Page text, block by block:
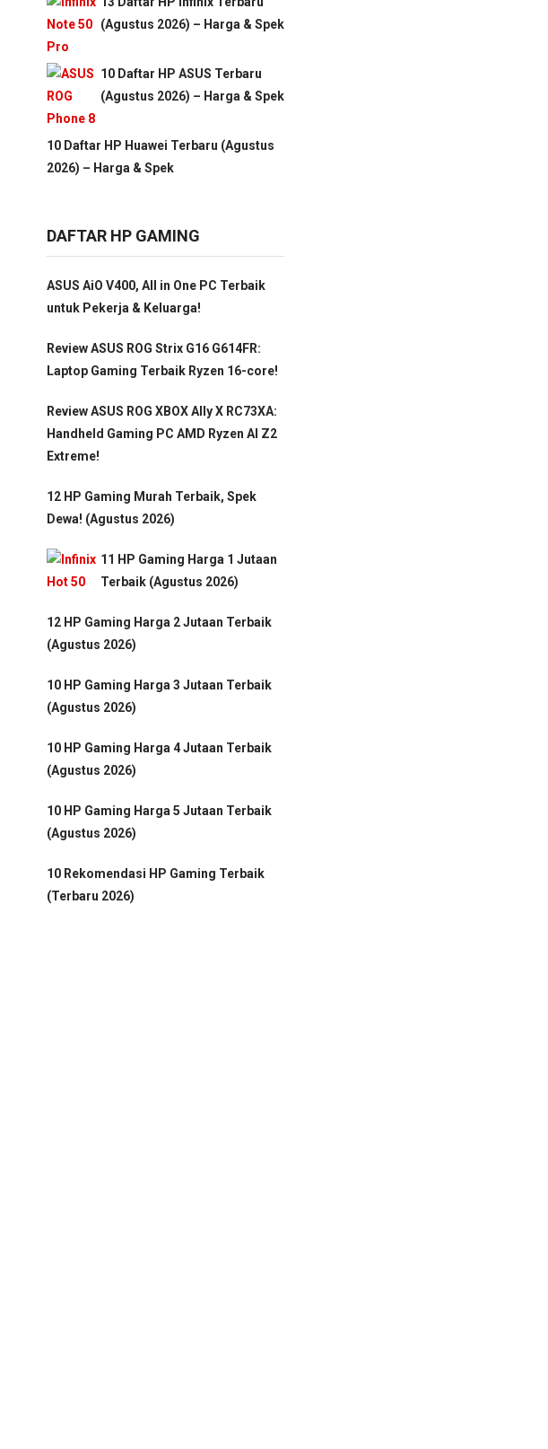
(Agustus 2026) – Harga & Spek
10 Daftar HP ASUS Terbaru
(Agustus 2026) – Harga & Spek
10 Daftar HP Huawei Terbaru (Agustus
2026) – Harga & Spek
DAFTAR HP GAMING
ASUS AiO V400, All in One PC Terbaik
untuk Pekerja & Keluarga!
Review ASUS ROG Strix G16 G614FR:
Laptop Gaming Terbaik Ryzen 16-core!
Review ASUS ROG XBOX Ally X RC73XA:
Handheld Gaming PC AMD Ryzen AI Z2
Extreme!
12 HP Gaming Murah Terbaik, Spek
Dewa! (Agustus 2026)
11 HP Gaming Harga 1 Jutaan
Terbaik (Agustus 2026)
12 HP Gaming Harga 2 Jutaan Terbaik
(Agustus 2026)
10 HP Gaming Harga 3 Jutaan Terbaik
(Agustus 2026)
10 HP Gaming Harga 4 Jutaan Terbaik
(Agustus 2026)
10 HP Gaming Harga 5 Jutaan Terbaik
(Agustus 2026)
10 Rekomendasi HP Gaming Terbaik
(Terbaru 2026)